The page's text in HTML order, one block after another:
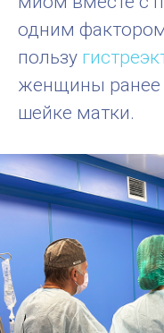
одним
пользу
женщины ранее
шейке матки.